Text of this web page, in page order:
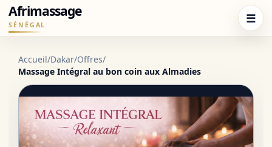
Afrimassage
SÉNÉGAL ☰
Accueil/Dakar/Offres/
Massage Intégral au bon coin aux Almadies